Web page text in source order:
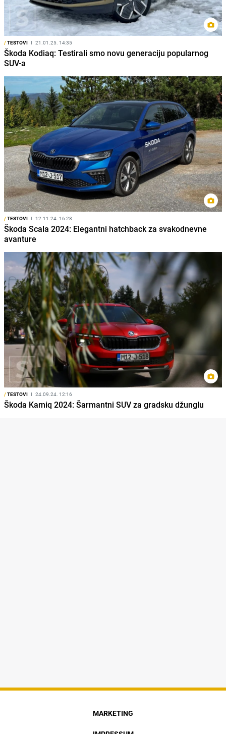
/TESTOVI I 21.01.25. 14:35
Škoda Kodiaq: Testirali smo novu generaciju popularnog
SUV-a
/TESTOVI I 12.11.24. 16:28
Škoda Scala 2024: Elegantni hatchback za svakodnevne
avanture
/TESTOVI I 24.09.24. 12:16
Škoda Kamiq 2024: Šarmantni SUV za gradsku džunglu
MARKETING